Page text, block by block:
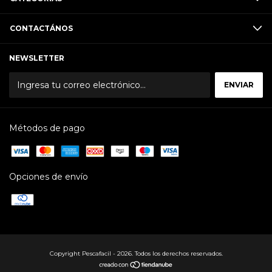
CONTACTÁNOS
NEWSLETTER
Métodos de pago
Opciones de envío
Copyright Pescafacil - 2026. Todos los derechos reservados.